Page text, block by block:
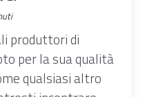
produttori di
per la sua qualità
qualsiasi altro